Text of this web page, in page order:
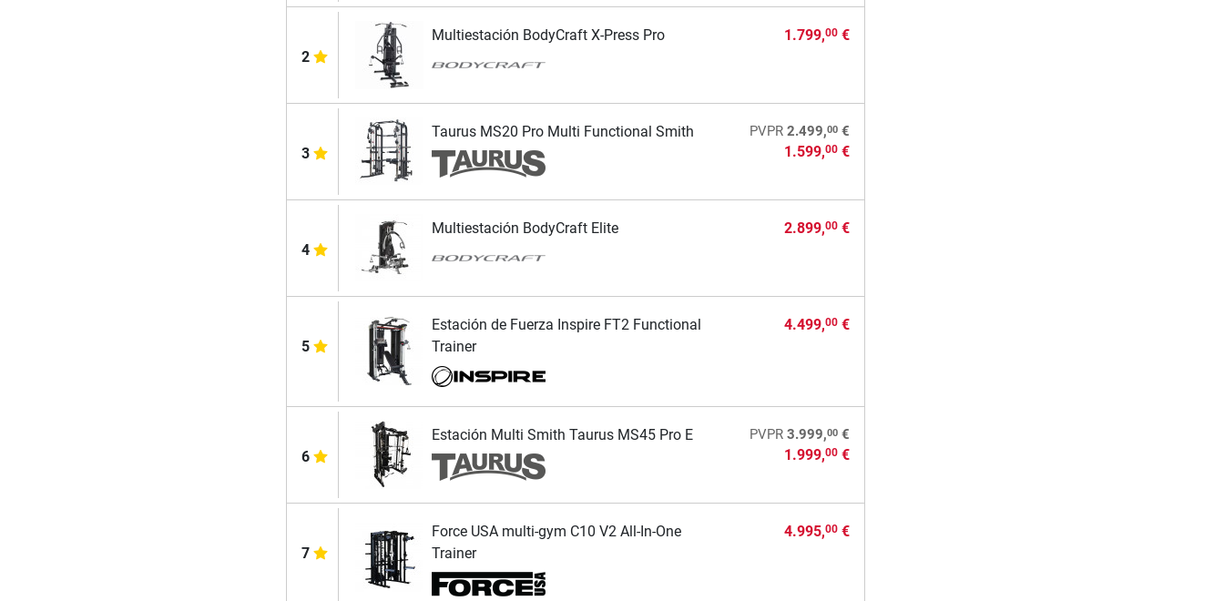
2
Multiestación BodyCraft X-Press Pro 1.799,00 €
3
Taurus MS20 Pro Multi Functional Smith PVPR 2.499,00 €
1.599,00 €
4
Multiestación BodyCraft Elite 2.899,00 €
5
Estación de Fuerza Inspire FT2 Functional
Trainer
4.499,00 €
6
Estación Multi Smith Taurus MS45 Pro E PVPR 3.999,00 €
1.999,00 €
7
Force USA multi-gym C10 V2 All-In-One
Trainer
4.995,00 €